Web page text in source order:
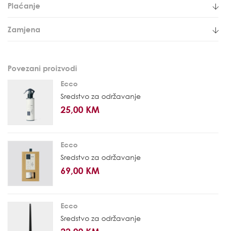
Plaćanje
Zamjena
Povezani proizvodi
Ecco
Sredstvo za održavanje
25,00 KM
Ecco
Sredstvo za održavanje
69,00 KM
Ecco
Sredstvo za održavanje